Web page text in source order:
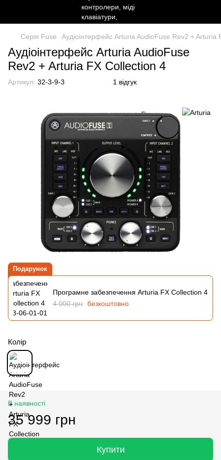
Серія Fuse Аудіоінтерфейс Arturia AudioFuse Rev2 + Arturia
Аудіоінтерфейс Arturia AudioFuse
Rev2 + Arturia FX Collection 4
Артикул: 32-3-9-3 1 відгук
Подарунок
Програмне забезпечення Arturia FX Collection 4
4 000 грн безкоштовно
Колір
В наявності
35 999 грн
Купити